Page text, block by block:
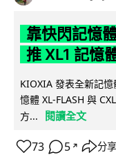
靠快閃記憶
推 XL1 記憶
KIOXIA 發表全新記
憶體 XL-FLASH 與
方...
閱讀全文
73 5 ↗ 分享